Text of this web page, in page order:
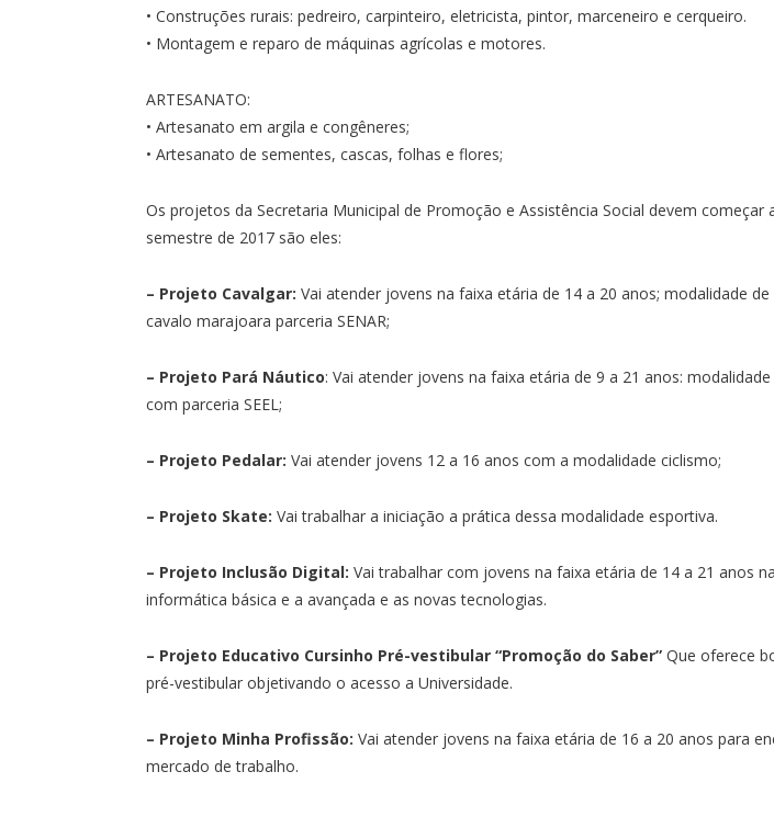
• Construções rurais: pedreiro, carpinteiro, eletricista, pintor, marceneiro e cerqueiro.
• Montagem e reparo de máquinas agrícolas e motores.
ARTESANATO:
• Artesanato em argila e congêneres;
• Artesanato de sementes, cascas, folhas e flores;
Os projetos da Secretaria Municipal de Promoção e Assistência Social devem começar
semestre de 2017 são eles:
– Projeto Cavalgar: Vai atender jovens na faixa etária de 14 a 20 anos; modalidade
cavalo marajoara parceria SENAR;
– Projeto Pará Náutico: Vai atender jovens na faixa etária de 9 a 21 anos:
com parceria SEEL;
– Projeto Pedalar: Vai atender jovens 12 a 16 anos com a modalidade ciclismo;
– Projeto Skate: Vai trabalhar a iniciação a prática dessa modalidade esportiva.
– Projeto Inclusão Digital: Vai trabalhar com jovens na faixa etária de 14 a 21 anos
informática básica e a avançada e as novas tecnologias.
– Projeto Educativo Cursinho Pré-vestibular “Promoção do Saber” Que oferece
pré-vestibular objetivando o acesso a Universidade.
– Projeto Minha Profissão: Vai atender jovens na faixa etária de 16 a 20 anos para
mercado de trabalho.